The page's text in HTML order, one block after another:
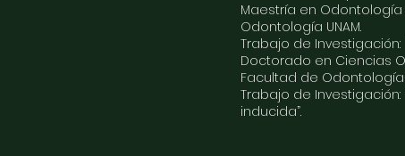
Maestría en
Odontología UNAM.
Trabajo de
Doctorado en Ciencias
Facultad de Odontología
Trabajo de
inducida”.